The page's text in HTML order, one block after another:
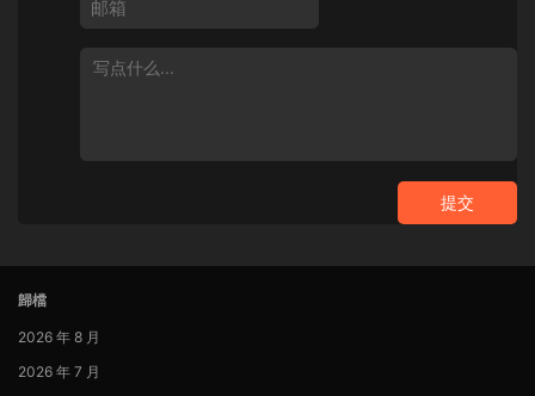
提交
歸檔
2026 年 8 月
2026 年 7 月